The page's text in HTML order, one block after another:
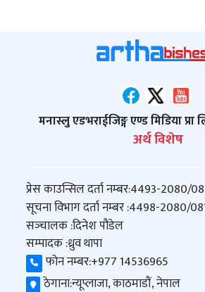
मनास्लु एडभराईजिङ्ग एण्ड मिडिया प्रा
अर्थ विशेष
प्रेस काउन्सिल दर्ता नम्बर:4493-2080/
सूचना विभाग दर्ता नम्बर :4498-2080/
सञ्‍चालक :दिनेश पौडेल
सम्पादक :ध्रुव थापा
फोन नम्बर:+977 14536965
ठेगाना:न्यूप्लाजा, काठमाडौं, नेपाल